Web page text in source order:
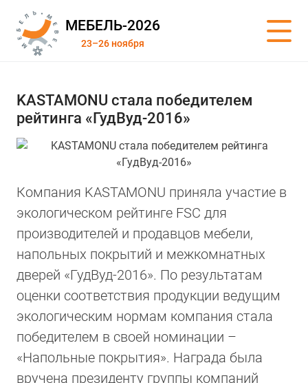
МЕБЕЛЬ-2026
23–26 ноября
KASTAMONU стала победителем
рейтинга «ГудВуд-2016»
Компания KASTAMONU приняла участие в
экологическом рейтинге FSC для
производителей и продавцов мебели,
напольных покрытий и межкомнатных
дверей «ГудВуд-2016». По результатам
оценки соответствия продукции ведущим
экологическим нормам компания стала
победителем в своей номинации –
«Напольные покрытия». Награда была
вручена президенту группы компаний